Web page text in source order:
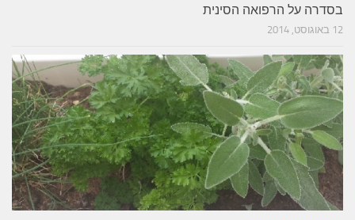
בסדרה על הרפואה הסינית
12 באוגוסט, 2014